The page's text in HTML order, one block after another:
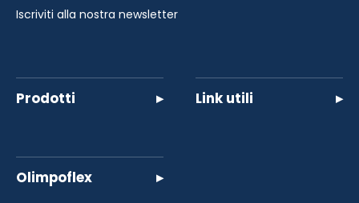
Iscriviti alla nostra newsletter
Prodotti ▸ Link utili ▸
Olimpoflex ▸